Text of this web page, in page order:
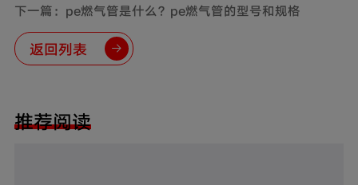
下一篇：pe燃气管是什么？pe燃气管的型号和规格
返回列表
推荐阅读